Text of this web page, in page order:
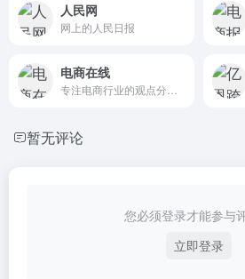
人民网
网上的人民日报
电商在线
暂无评论
您必须登录才能参与
立即登录